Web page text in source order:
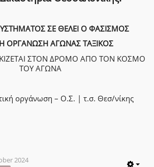
ΣΕ ΘΕΛΕΙ Ο ΦΑΣΙΣΜΟΣ
ΟΡΓΑΝΩΣΗ ΑΓΩΝΑΣ ΤΑΞΙΚΟΣ
ΣΤΟΝ ΔΡΟΜΟ ΑΠΟ ΤΟΝ ΚΟΣΜΟ
ΤΟΥ ΑΓΩΝΑ
οργάνωση – Ο.Σ. | τ.σ. Θεσ/νίκης
2024